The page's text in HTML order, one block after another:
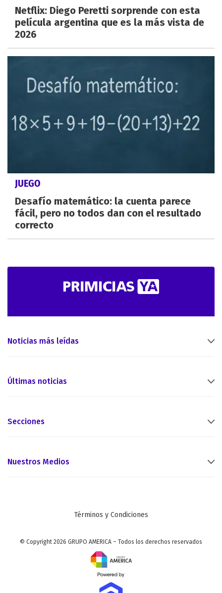
Netflix: Diego Peretti sorprende con esta
película argentina que es la más vista de
2026
JUEGO
Desafío matemático: la cuenta parece
fácil, pero no todos dan con el resultado
correcto
Noticias más leídas
Últimas noticias
Secciones
Nuestros Medios
Términos y Condiciones
© Copyright 2026 GRUPO AMERICA – Todos los derechos reservados